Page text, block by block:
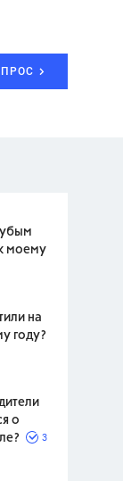
моему
на
году?
о
3